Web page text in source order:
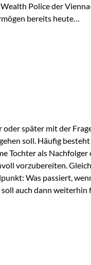
Police der
bereits heute
Familie vor: Die
später mit der
soll. Häufig
Tochter als
vorzubereiten.
Was passiert,
auch dann weiterhin
bietet die Private